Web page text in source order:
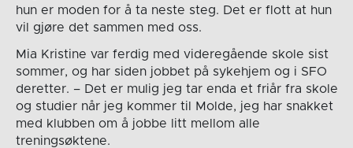
hun er moden for å ta neste steg. Det er flott at hun
vil gjøre det sammen med oss.
Mia Kristine var ferdig med videregående skole sist
sommer, og har siden jobbet på sykehjem og i SFO
deretter. – Det er mulig jeg tar enda et friår fra skole
og studier når jeg kommer til Molde, jeg har snakket
med klubben om å jobbe litt mellom alle
treningsøktene.